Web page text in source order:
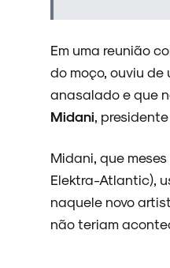
ESPECIAIS
FAIXA A FAIXA
Em uma reunião
do moço, ouviu
anasalado e que
Midani ,
Midani, que
Elektra-Atlantic),
naquele novo
não teriam